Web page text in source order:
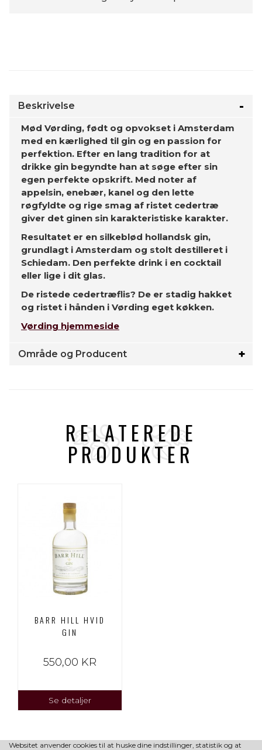
Beskrivelse
Mød Vørding, født og opvokset i Amsterdam
med en kærlighed til gin og en passion for
perfektion. Efter en lang tradition for at
drikke gin begyndte han at søge efter sin
egen perfekte opskrift. Med noter af
appelsin, enebær, kanel og den lette
røgfyldte og rige smag af ristet cedertræ
giver det ginen sin karakteristiske karakter.
Resultatet er en silkeblød hollandsk gin,
grundlagt i Amsterdam og stolt destilleret i
Schiedam. Den perfekte drink i en cocktail
eller lige i dit glas.
De ristede cedertræflis? De er stadig hakket
og ristet i hånden i Vørding eget køkken.
Vørding hjemmeside
Område og Producent
RELATEREDE
PRODUKTER
BARR HILL HVID
GIN
550,00 KR
Se detaljer
Websitet anvender cookies til at huske dine indstillinger, statistik og at